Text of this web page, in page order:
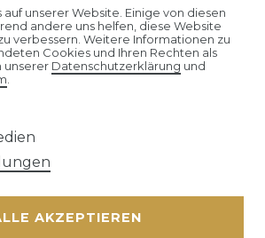
Daten­schutz­erklärung
unserer Website. Einige von diesen
andere uns helfen, diese Website
verbessern. Weitere Informationen zu
Cookies und Ihren Rechten als
unserer Daten­schutz­erklärung und
.
AKZEPTIEREN